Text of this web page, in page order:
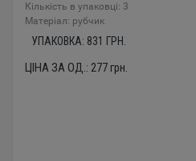
Кількість в упаковці: 3
Mатеріал: рубчик
УПАКОВКА: 831 ГРН.
ЦІНА ЗА ОД.: 277грн.